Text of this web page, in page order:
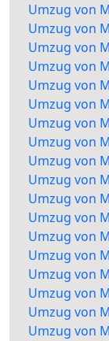
Umzug von
Umzug von
Umzug von
Umzug von
Umzug von
Umzug von
Umzug von
Umzug von
Umzug von
Umzug von
Umzug von
Umzug von
Umzug von
Umzug von
Umzug von
Umzug von
Umzug von
Umzug von